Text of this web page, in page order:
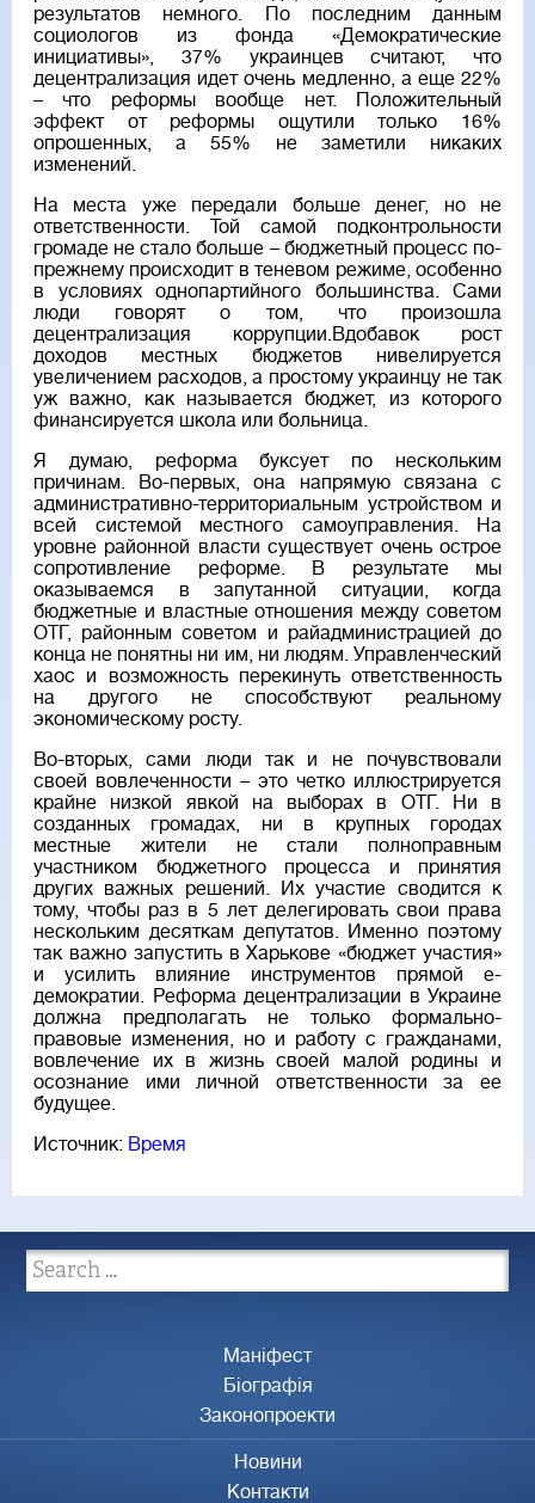
результатов немного. По последним данным
социологов из фонда «Демократические
инициативы», 37% украинцев считают, что
децентрализация идет очень медленно, а еще 22%
– что реформы вообще нет. Положительный
эффект от реформы ощутили только 16%
опрошенных, а 55% не заметили никаких
изменений.
На места уже передали больше денег, но не
ответственности. Той самой подконтрольности
громаде не стало больше – бюджетный процесс по-
прежнему происходит в теневом режиме, особенно
в условиях однопартийного большинства. Сами
люди говорят о том, что произошла
децентрализация коррупции.Вдобавок рост
доходов местных бюджетов нивелируется
увеличением расходов, а простому украинцу не так
уж важно, как называется бюджет, из которого
финансируется школа или больница.
Я думаю, реформа буксует по нескольким
причинам. Во-первых, она напрямую связана с
административно-территориальным устройством и
всей системой местного самоуправления. На
уровне районной власти существует очень острое
сопротивление реформе. В результате мы
оказываемся в запутанной ситуации, когда
бюджетные и властные отношения между советом
ОТГ, районным советом и райадминистрацией до
конца не понятны ни им, ни людям. Управленческий
хаос и возможность перекинуть ответственность
на другого не способствуют реальному
экономическому росту.
Во-вторых, сами люди так и не почувствовали
своей вовлеченности – это четко иллюстрируется
крайне низкой явкой на выборах в ОТГ. Ни в
созданных громадах, ни в крупных городах
местные жители не стали полноправным
участником бюджетного процесса и принятия
других важных решений. Их участие сводится к
тому, чтобы раз в 5 лет делегировать свои права
нескольким десяткам депутатов. Именно поэтому
так важно запустить в Харькове «бюджет участия»
и усилить влияние инструментов прямой e-
демократии. Реформа децентрализации в Украине
должна предполагать не только формально-
правовые изменения, но и работу с гражданами,
вовлечение их в жизнь своей малой родины и
осознание ими личной ответственности за ее
будущее.
Источник: Время
Маніфест
Біографія
Законопроекти
Новини
Контакти